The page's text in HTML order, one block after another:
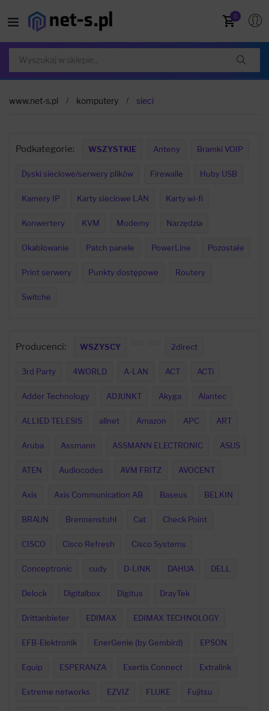
0
www.net-s.pl komputery sieci
Podkategorie: WSZYSTKIE Anteny Bramki VOIP
Dyski sieciowe/serwery plików Firewalle Huby USB
Kamery IP Karty sieciowe LAN Karty wi-fi
Konwertery KVM Modemy Narzędzia
Okablowanie Patch panele PowerLine Pozostałe
Print serwery Punkty dostępowe Routery
Switche
Producenci: WSZYSCY 2direct
3rd Party 4WORLD A-LAN ACT ACTi
Adder Technology ADJUNKT Akyga Alantec
ALLIED TELESIS allnet Amazon APC ART
Aruba Assmann ASSMANN ELECTRONIC ASUS
ATEN Audiocodes AVM FRITZ AVOCENT
Axis Axis Communication AB Baseus BELKIN
BRAUN Brennenstuhl Cat Check Point
CISCO Cisco Refresh Cisco Systems
Conceptronic cudy D-LINK DAHUA DELL
Delock Digitalbox Digitus DrayTek
Drittanbieter EDIMAX EDIMAX TECHNOLOGY
EFB-Elektronik EnerGenie (by Gembird) EPSON
Equip ESPERANZA Exertis Connect Extralink
Extreme networks EZVIZ FLUKE Fujitsu